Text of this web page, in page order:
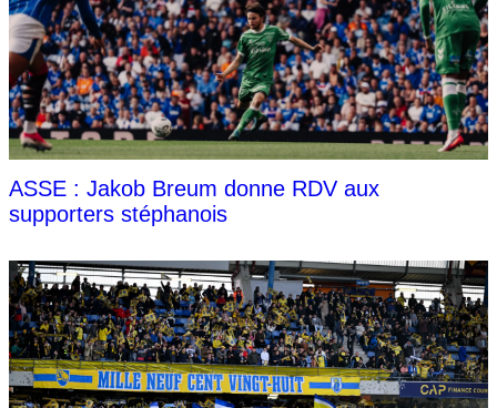
ASSE : Jakob Breum donne RDV aux
supporters stéphanois